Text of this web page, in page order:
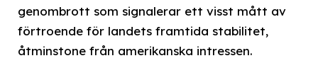
genombrott som signalerar ett visst mått av
förtroende för landets framtida stabilitet,
åtminstone från amerikanska intressen.